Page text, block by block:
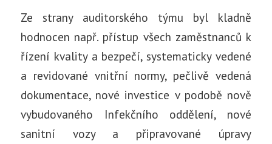
Ze strany auditorského týmu byl kladně
hodnocen např. přístup všech zaměstnanců k
řízení kvality a bezpečí, systematicky vedené
a revidované vnitřní normy, pečlivě vedená
dokumentace, nové investice v podobě nově
vybudovaného Infekčního oddělení, nové
sanitní vozy a připravované úpravy